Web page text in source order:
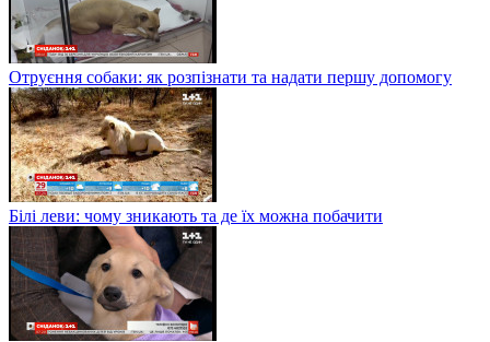
Отруєння собаки: як розпізнати та надати першу допомогу
Білі леви: чому зникають та де їх можна побачити